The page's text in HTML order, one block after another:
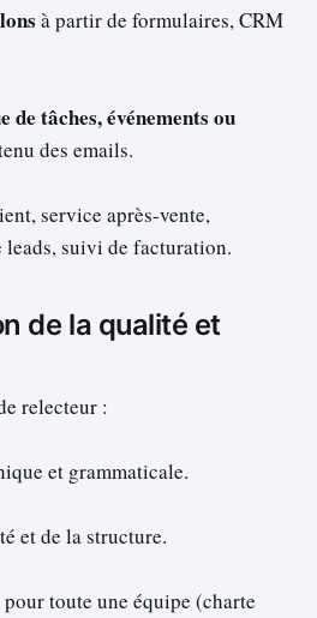
à partir de formulaires, CRM
tâches, événements ou
des emails.
service après-vente,
suivi de facturation.
de la qualité et
relecteur :
et grammaticale.
et de la structure.
toute une équipe (charte